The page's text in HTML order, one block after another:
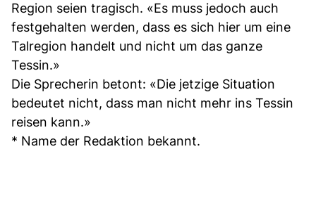
Region seien tragisch. «Es muss jedoch auch
festgehalten werden, dass es sich hier um eine
Talregion handelt und nicht um das ganze
Tessin.»
Die Sprecherin betont: «Die jetzige Situation
bedeutet nicht, dass man nicht mehr ins Tessin
reisen kann.»
* Name der Redaktion bekannt.